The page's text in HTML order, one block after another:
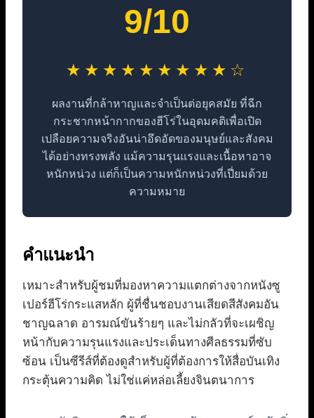
9/10
★★★★★★★★★☆
ผลงานที่กล้าหาญและจำเป็นต่อยุคสมัย ที่ฉีก
กระชากหน้ากากของฮีโร่ในอุดมคติเพื่อเปิด
เปลือยความจริงอันน่าอึดอัดของมนุษย์และสังคม
ได้อย่างทรงพลัง แม้ความรุนแรงและเนื้อหาอาจ
หนักหน่วง แต่ก็เป็นความหนักหน่วงที่เปี่ยมด้วย
ความหมาย
คำแนะนำ
เหมาะสำหรับผู้ชมที่มองหาความแตกต่างจากหนังซู
เปอร์ฮีโร่กระแสหลัก ผู้ที่ชื่นชอบงานเสียดสีสังคมอัน
ชาญฉลาด อารมณ์ขันร้ายๆ และไม่กลัวที่จะเผชิญ
หน้ากับความรุนแรงและประเด็นทางศีลธรรมที่ซับ
ซ้อน เป็นซีรีส์ที่ต้องดูสำหรับผู้ที่ต้องการให้สื่อบันเทิง
กระตุ้นความคิด ไม่ใช่แค่หล่อเลี้ยงจินตนาการ